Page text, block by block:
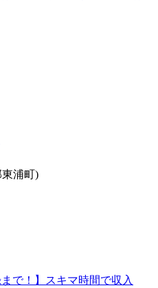
浦町)
で！】スキマ時間で収入